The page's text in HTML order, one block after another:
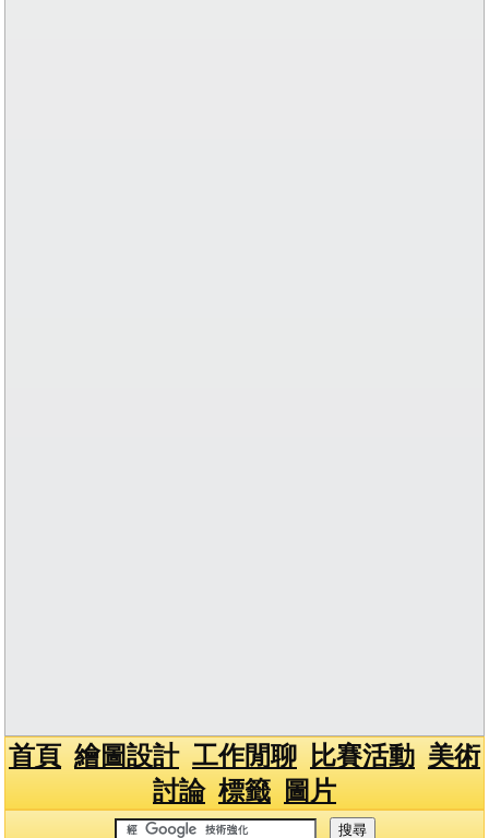
首頁 繪圖設計 工作閒聊 比賽活動 美術
討論 標籤 圖片